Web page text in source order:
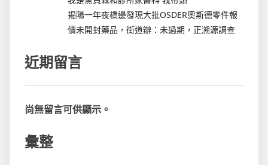
揭陽一年夜橋邊發現大批OSDER奧斯德零件報
價未開封藥品，街道辦：未過期，正溯源調查
近期留言
尚無留言可供顯示。
彙整